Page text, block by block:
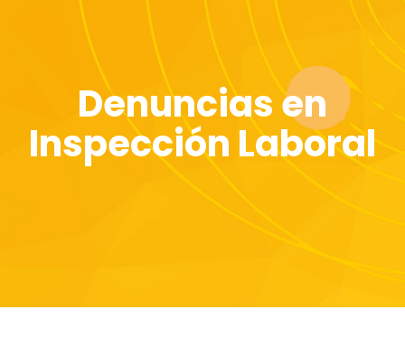
Denuncias en
Inspección Laboral